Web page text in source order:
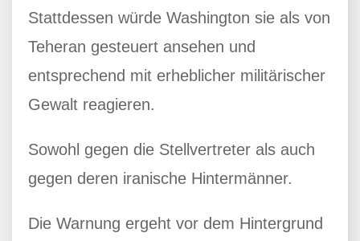
Stattdessen würde Washington sie als von
Teheran gesteuert ansehen und
entsprechend mit erheblicher militärischer
Gewalt reagieren.
Sowohl gegen die Stellvertreter als auch
gegen deren iranische Hintermänner.
Die Warnung ergeht vor dem Hintergrund